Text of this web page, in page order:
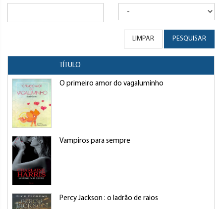
LIMPAR PESQUISAR
TÍTULO
O primeiro amor do vagaluminho
Vampiros para sempre
Percy Jackson : o ladrão de raios